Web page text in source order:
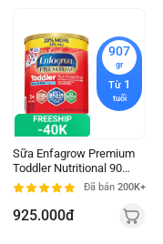
907
gr
Từ 1
tuổi
Sữa Enfagrow Premium
Toddler Nutritional 907g
(từ 1 tuổi)
Đã bán 200K+
925.000đ